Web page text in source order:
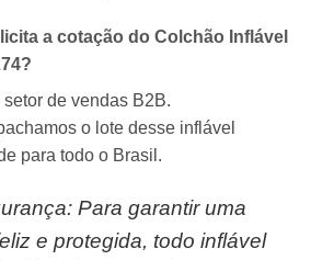
a cotação do Colchão Inflável
?
de vendas B2B.
o lote desse inflável
para todo o Brasil.
Para garantir uma
e protegida, todo inflável